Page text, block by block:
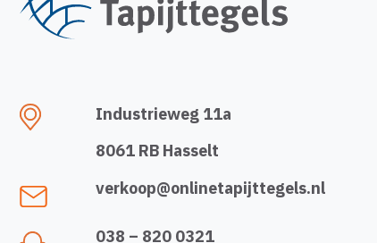
Industrieweg 11a
8061 RB Hasselt
verkoop@onlinetapijttegels.nl
038 – 820 0321